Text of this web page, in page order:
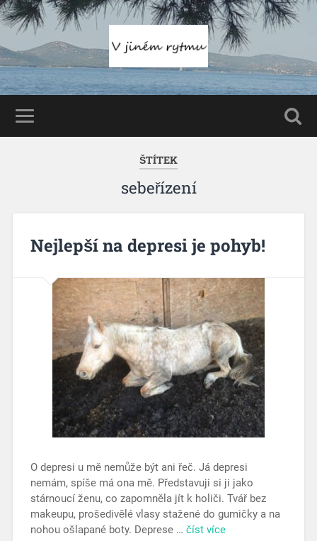
ŠTÍTEK
sebeřízení
Nejlepší na depresi je pohyb!
O depresi u mě nemůže být ani řeč. Já depresi
nemám, spíše má ona mě. Představuji si ji jako
stárnoucí ženu, co zapomněla jít k holiči. Tvář bez
makeupu, prošedivělé vlasy stažené do gumičky a na
nohou ošlapané boty. Deprese … číst více